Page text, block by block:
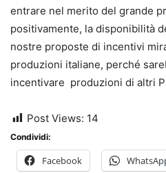
entrare nel merito del grande
positivamente, la disponibilità
nostre proposte di incentivi
produzioni italiane, perché
incentivare produzioni di altri
Post Views: 14
Condividi:
Facebook